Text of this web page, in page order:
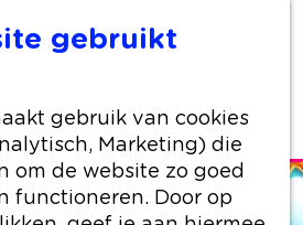
gebruikt
gebruik van cookies
Marketing) die
om de website zo goed
functioneren. Door op
2026